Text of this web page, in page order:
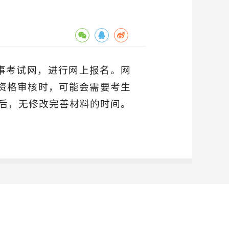
试网，进行网上报名。网
格审核时，可能会需要考生
无修改完善材料的时间。